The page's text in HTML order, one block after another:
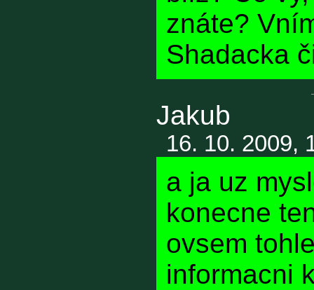
znáte?
Shadacka
Jakub
16. 10. 2009,
a ja uz
konecne
ovsem
informacni